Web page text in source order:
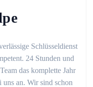
Schlüsseldienst
24 Stunden und
das komplette Jahr
an. Wir sind schon